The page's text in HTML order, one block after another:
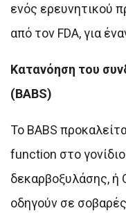
ενός ερευνητικού
από τον FDA, για
Κατανόηση του
(BABS)
Το BABS
function στο
δεκαρβοξυλάσης, ή
οδηγούν σε